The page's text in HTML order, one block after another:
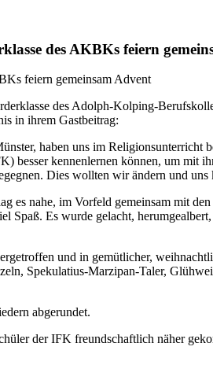
des AKBKs feiern
des Adolph-Kolping-
in ihrem Gastbeitrag:
haben uns im Religionsunterricht
besser kennenlernen können, um mit
Dies wollten wir ändern und
nahe, im Vorfeld gemeinsam mit
Spaß. Es wurde gelacht,
und in gemütlicher,
Spekulatius-Marzipan-Taler,
abgerundet.
der IFK freundschaftlich näher